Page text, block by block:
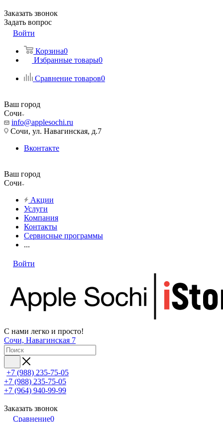
Заказать звонок
Задать вопрос
Войти
Корзина0
Избранные товары0
Сравнение товаров0
Ваш город
Сочи
info@applesochi.ru
Сочи, ул. Навагинская, д.7
Вконтакте
Ваш город
Сочи
Акции
Услуги
Компания
Контакты
Сервисные программы
...
Войти
С нами легко и просто!
Сочи, Навагинская 7
+7 (988) 235-75-05
+7 (988) 235-75-05
+7 (964) 940-99-99
Заказать звонок
Сравнение0